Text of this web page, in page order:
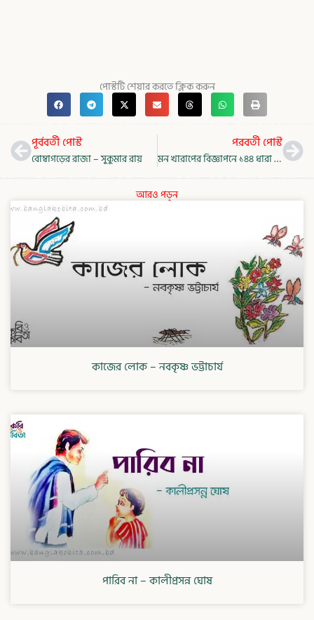
পোস্টটি শেয়ার করতে ক্লিক করুন
Prevপূর্ববর্তী পোস্ট
বোম্বাগড়ের রাজা – সুকুমার রায়
পরবর্তী পোস্ট
মন খারাপের বিজ্ঞাপনে ১৪৪ ধারা – শামিম রেজা
আরও পড়ুন
কাজের লোক – নবকৃষ্ণ ভট্টাচার্য
পারিব না – কালীপ্রসন্ন ঘোষ